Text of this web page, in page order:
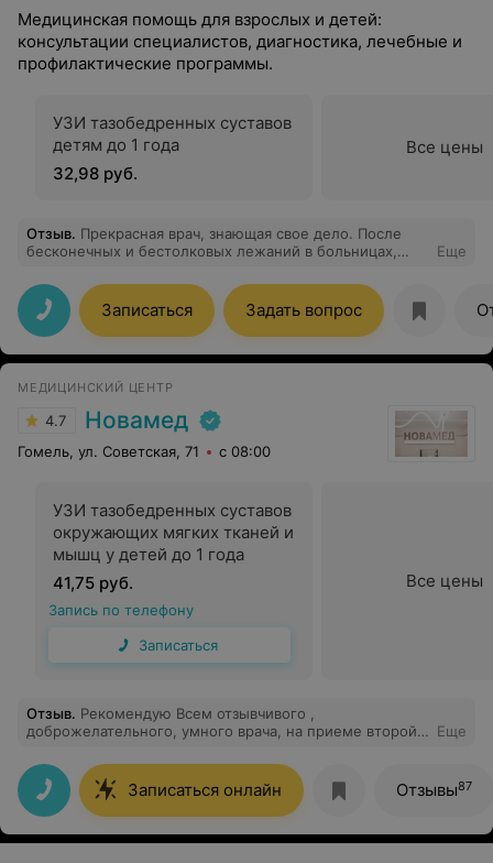
Медицинская помощь для взрослых и детей:
консультации специалистов, диагностика, лечебные и
профилактические программы.
УЗИ тазобедренных суставов
детям до 1 года
32,98 руб.
Все цены
Отзыв. Прекрасная врач, знающая свое дело. После
бесконечных и бестолковых лежаний в больницах,
для выявления причин и грамотное медикаментозное
лечение.
Еще
Записаться Задать вопрос
МЕДИЦИНСКИЙ ЦЕНТР
4.7 Новамед
Гомель, ул. Советская, 71 с 08:00
УЗИ тазобедренных суставов
окружающих мягких тканей и
мышц у детей до 1 года
41,75 руб.
Запись по телефону
Записаться
Все цены
Отзыв. Рекомендую Всем отзывчивого ,
доброжелательного, умного врача, на приеме второй
Профессионал своего дела - однозначно! Умение
расположить к себе людей - это многого стоит! На все
вопросы получила четкие ответы и рекомендации!
Девочки, советую однозначно именно этого
гинеколога!
Еще
Записаться онлайн Отзывы87